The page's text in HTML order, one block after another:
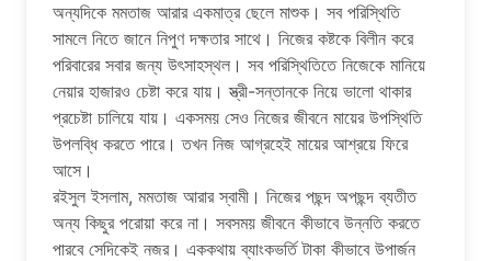
অন্যদিকে মমতাজ আরার একমাত্র ছেলে মাশুক। সব পরিস্থিতি
সামলে নিতে জানে নিপুণ দক্ষতার সাথে। নিজের কষ্টকে বিলীন করে
পরিবারের সবার জন্য উৎসাহস্থল। সব পরিস্থিতিতে নিজেকে মানিয়ে
নেয়ার হাজারও চেষ্টা করে যায়। স্ত্রী-সন্তানকে নিয়ে ভালো থাকার
প্রচেষ্টা চালিয়ে যায়। একসময় সেও নিজের জীবনে মায়ের উপস্থিতি
উপলব্ধি করতে পারে। তখন নিজ আগ্রহেই মায়ের আশ্রয়ে ফিরে
আসে।
রইসুল ইসলাম, মমতাজ আরার স্বামী। নিজের পছন্দ অপছন্দ ব্যতীত
অন্য কিছুর পরোয়া করে না। সবসময় জীবনে কীভাবে উন্নতি করতে
পারবে সেদিকেই নজর। এককথায় ব্যাংকভর্তি টাকা কীভাবে উপার্জন